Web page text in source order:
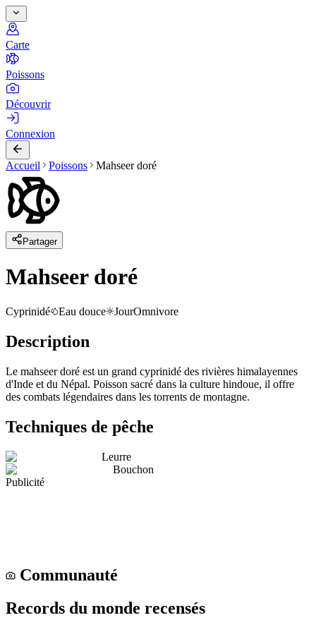
Carte
Poissons
Découvrir
Connexion
Accueil Poissons Mahseer doré
Partager
Mahseer doré
Cyprinidé Eau douce JourOmnivore
Description
Le mahseer doré est un grand cyprinidé des rivières himalayennes
d'Inde et du Népal. Poisson sacré dans la culture hindoue, il offre
des combats légendaires dans les torrents de montagne.
Techniques de pêche
Leurre
Bouchon
Publicité
Communauté
Records du monde recensés